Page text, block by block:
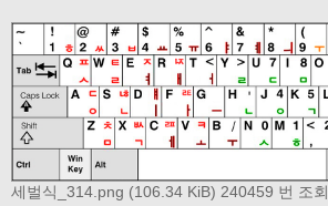
세벌식_314.png (106.34 KiB) 240459 번 조회